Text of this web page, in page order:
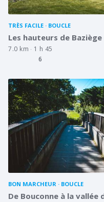
TRÈS FACILE BOUCLE
Les hauteurs de Baziège
7.0 km
1 h 45
6
BON MARCHEUR BOUCLE
De Bouconne à la vallée